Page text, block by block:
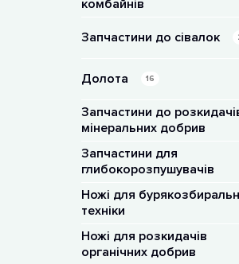
комбайнів
Запчастини до сівалок
Долота 16
Запчастини до
мінеральних добрив
Запчастини для
глибокорозпушувачів
Ножі для
техніки
Ножі для розкидачів
органічних добрив